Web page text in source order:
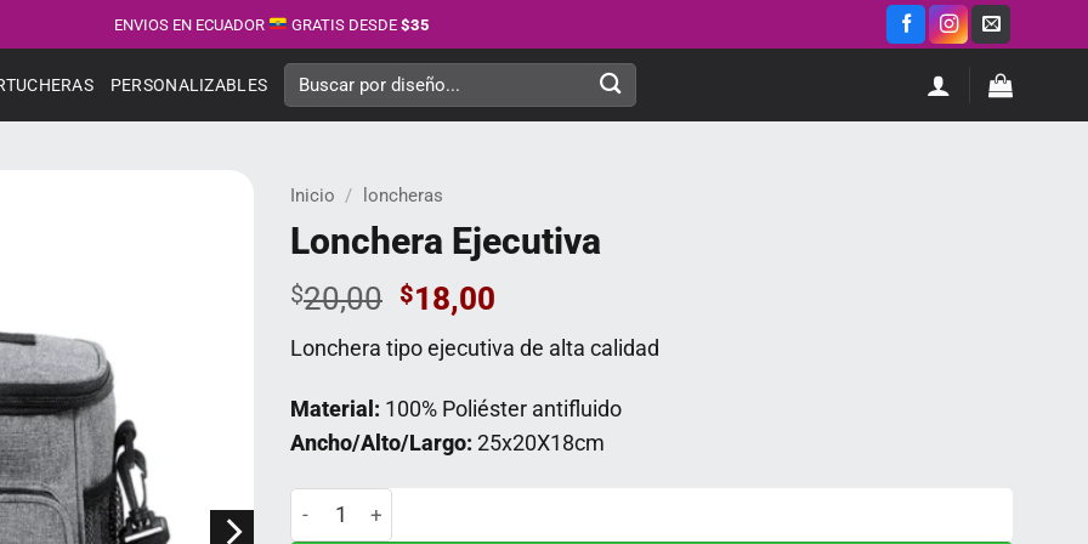
ENVIOS EN ECUADOR GRATIS DESDE $35
PERSONALIZABLES
Buscar
por:
Inicio / loncheras
Lonchera Ejecutiva
$20,00 El
precio
original
era:
$20,00.
$18,00El
precio
actual
es:
$18,00.
Lonchera tipo ejecutiva de alta calidad
Material: 100% Poliéster antifluido
Ancho/Alto/Largo: 25x20X18cm
Lonchera Ejecutiva cantidad